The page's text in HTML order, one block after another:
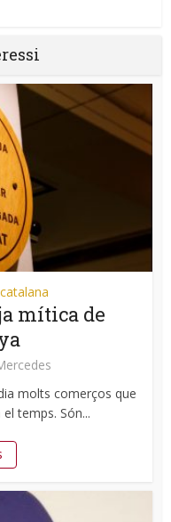
mítica de
molts comerços que
temps. Són...